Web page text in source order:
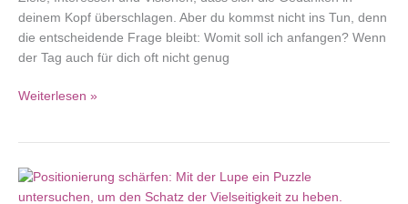
deinem Kopf überschlagen. Aber du kommst nicht ins Tun, denn
die entscheidende Frage bleibt: Womit soll ich anfangen? Wenn
der Tag auch für dich oft nicht genug
Fokus
auf
Vielseitigkeit
Weiterlesen »